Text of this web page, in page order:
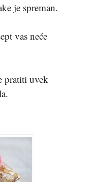
je spreman.
vas neće
pratiti uvek